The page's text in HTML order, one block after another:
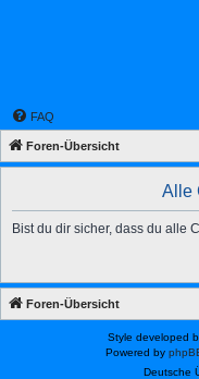
FAQ
Foren-Übersicht
Alle
Bist du dir sicher, dass du alle
Foren-Übersicht
Style developed
Powered by
Deutsche